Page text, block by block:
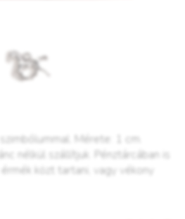
Mérete: 1 cm.
nélkül szállítjuk. Pénztárcában is
közt tartani, vagy vékony